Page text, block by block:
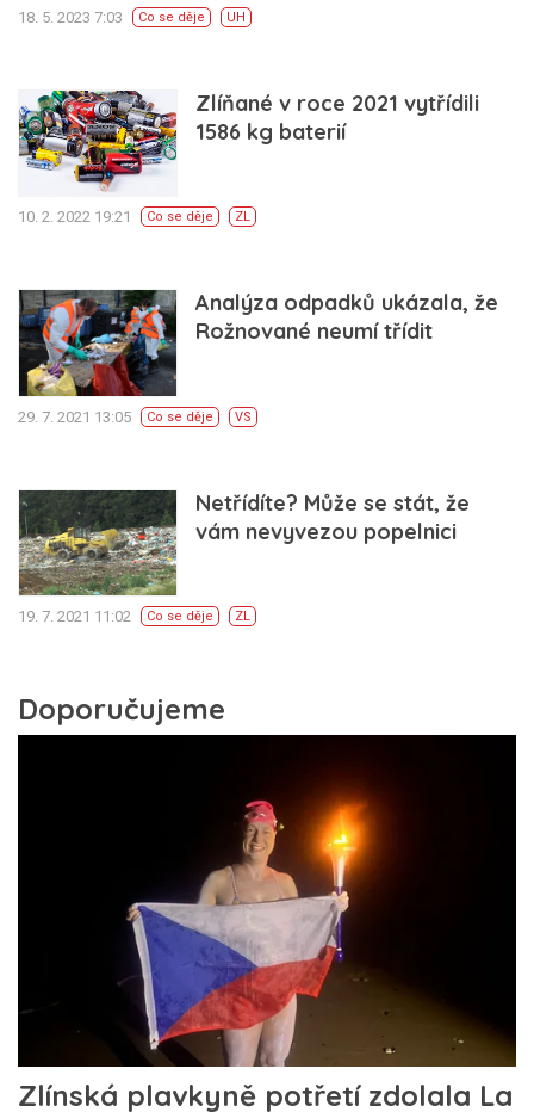
18. 5. 2023 7:03 Co se děje UH
Zlíňané v roce 2021 vytřídili
1586 kg baterií
10. 2. 2022 19:21 Co se děje ZL
Analýza odpadků ukázala, že
Rožnované neumí třídit
29. 7. 2021 13:05 Co se děje VS
Netřídíte? Může se stát, že
vám nevyvezou popelnici
19. 7. 2021 11:02 Co se děje ZL